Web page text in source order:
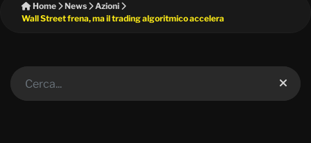
Home News
Azioni
Wall Street frena, ma il trading algoritmico accelera